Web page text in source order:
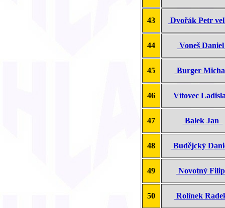
43 Dvořák Petr
44 Voneš
45 Burger
46 Vítovec
47 Balek Jan
48 Budějcký
49 Novotný
50 Rolínek